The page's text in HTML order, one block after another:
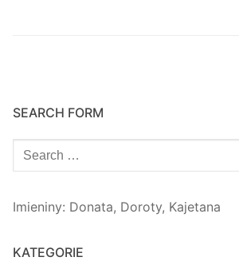
SEARCH FORM
Szukaj:
Imieniny: Donata, Doroty, Kajetana
KATEGORIE